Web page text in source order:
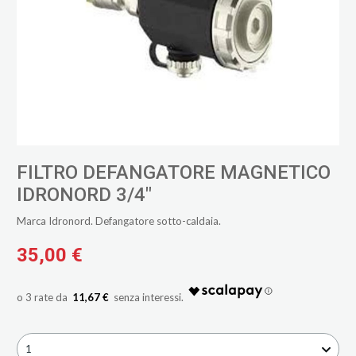
FILTRO DEFANGATORE MAGNETICO
IDRONORD 3/4"
Marca Idronord. Defangatore sotto-caldaia.
35,00 €
11,67 €
1